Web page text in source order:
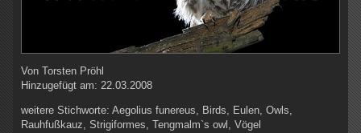
Von Torsten Pröhl
Hinzugefügt am: 22.03.2008
weitere Stichworte: Aegolius funereus, Birds, Eulen, Owls,
Rauhfußkauz, Strigiformes, Tengmalm`s owl, Vögel